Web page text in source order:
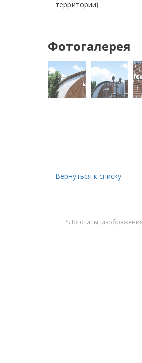
территории)
Фотогалерея
Вернуться к списку
*Логотипы,